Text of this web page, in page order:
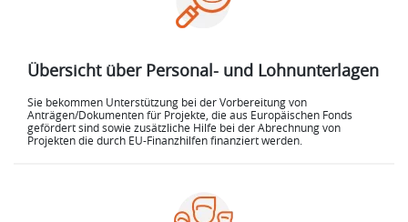
Übersicht über Personal- und Lohnunterlagen
Sie bekommen Unterstützung bei der Vorbereitung von
Anträgen/Dokumenten für Projekte, die aus Europäischen Fonds
gefördert sind sowie zusätzliche Hilfe bei der Abrechnung von
Projekten die durch EU-Finanzhilfen finanziert werden.